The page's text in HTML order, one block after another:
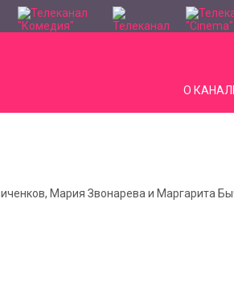
О
Мария Звонарева и Маргарита